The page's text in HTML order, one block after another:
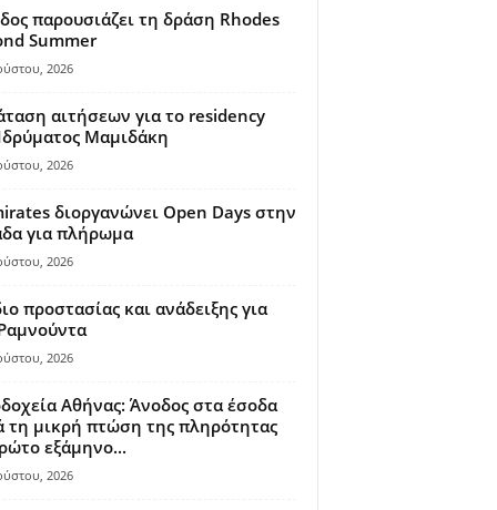
παρουσιάζει τη δράση Rhodes
Summer
2026
αιτήσεων για το residency
Μαμιδάκη
2026
διοργανώνει Open Days στην
για πλήρωμα
2026
προστασίας και ανάδειξης για
2026
Αθήνας: Άνοδος στα έσοδα
τη μικρή πτώση της πληρότητας
εξάμηνο...
2026